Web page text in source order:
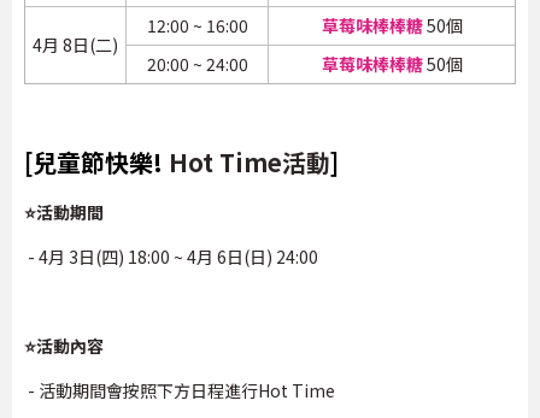
4月 8日(二)
12:00 ~ 16:00 草莓味棒棒糖50個
20:00 ~ 24:00
草莓味棒棒糖50個
[兒童節快樂! Hot Time活動]
⭐活動期間
- 4月 3日(四) 18:00 ~ 4月 6日(日) 24:00
⭐活動內容
- 活動期間會按照下方日程進行Hot Time